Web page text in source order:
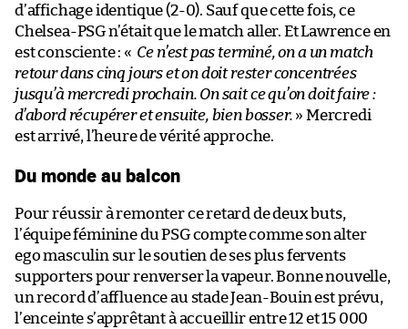
d’affichage identique (2-0). Sauf que cette fois, ce
Chelsea-PSG n’était que le match aller. Et Lawrence en
est consciente : « Ce n’est pas terminé, on a un match
retour dans cinq jours et on doit rester concentrées
jusqu’à mercredi prochain. On sait ce qu’on doit faire :
d’abord récupérer et ensuite, bien bosser. » Mercredi
est arrivé, l’heure de vérité approche.
Du monde au balcon
Pour réussir à remonter ce retard de deux buts,
l’équipe féminine du PSG compte comme son alter
ego masculin sur le soutien de ses plus fervents
supporters pour renverser la vapeur. Bonne nouvelle,
un record d’affluence au stade Jean-Bouin est prévu,
l’enceinte s’apprêtant à accueillir entre 12 et 15 000